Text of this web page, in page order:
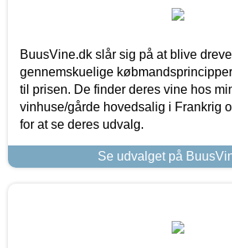
BuusVine.dk slår sig på at blive
gennemskuelige
til prisen. De finder deres vine hos
vinhuse/gårde hovedsalig i Frankrig
for at se deres udvalg.
Se udvalget på